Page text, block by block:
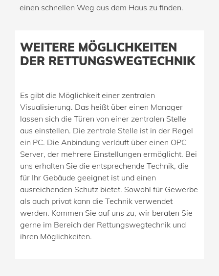
einen schnellen Weg aus dem Haus zu finden.
WEITERE MÖGLICHKEITEN
DER RETTUNGSWEGTECHNIK
Es gibt die Möglichkeit einer zentralen
Visualisierung. Das heißt über einen Manager
lassen sich die Türen von einer zentralen Stelle
aus einstellen. Die zentrale Stelle ist in der Regel
ein PC. Die Anbindung verläuft über einen OPC
Server, der mehrere Einstellungen ermöglicht. Bei
uns erhalten Sie die entsprechende Technik, die
für Ihr Gebäude geeignet ist und einen
ausreichenden Schutz bietet. Sowohl für Gewerbe
als auch privat kann die Technik verwendet
werden. Kommen Sie auf uns zu, wir beraten Sie
gerne im Bereich der Rettungswegtechnik und
ihren Möglichkeiten.